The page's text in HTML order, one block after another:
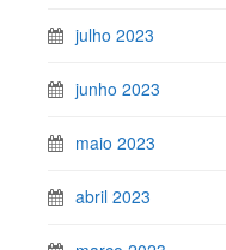
julho 2023
junho 2023
maio 2023
abril 2023